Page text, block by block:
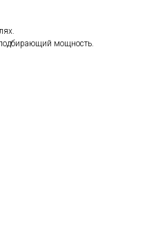
мощность.